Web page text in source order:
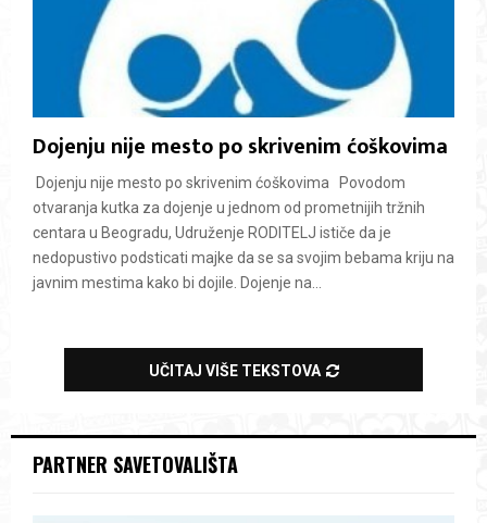
Dojenju nije mesto po skrivenim ćoškovima
Dojenju nije mesto po skrivenim ćoškovima Povodom
otvaranja kutka za dojenje u jednom od prometnijih tržnih
centara u Beogradu, Udruženje RODITELJ ističe da je
nedopustivo podsticati majke da se sa svojim bebama kriju na
javnim mestima kako bi dojile. Dojenje na...
UČITAJ VIŠE TEKSTOVA
PARTNER SAVETOVALIŠTA